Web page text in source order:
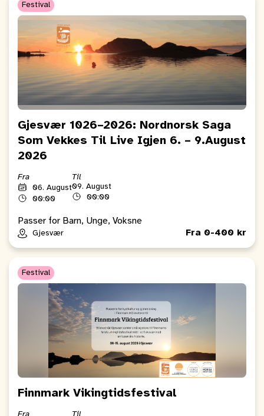
Festival
Gjesvær 1026–2026: Nordnorsk Saga
Som Vekkes Til Live Igjen 6. – 9.August
2026
Fra
06. August
00:00
Til
09. August
00:00
Passer for Barn, Unge, Voksne
Gjesvær Fra 0-400 kr
Festival
Finnmark Vikingtidsfestival